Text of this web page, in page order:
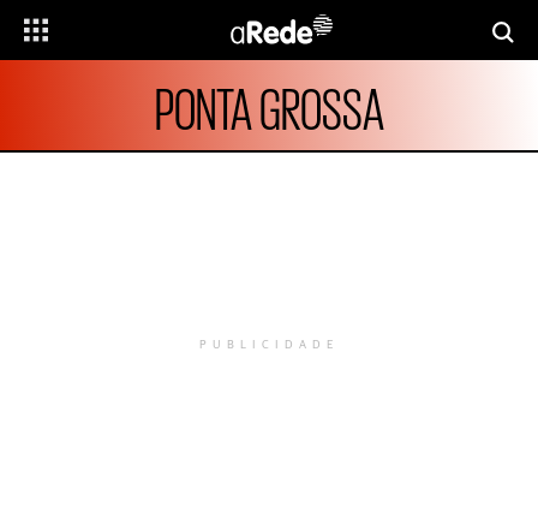
PONTA GROSSA
PUBLICIDADE